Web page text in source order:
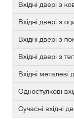
Вхідні двері з
Вхідні двері з
Вхідні двері з
Вхідні двері з
Вхідні металеві
Одностулкові
Сучасні вхідні